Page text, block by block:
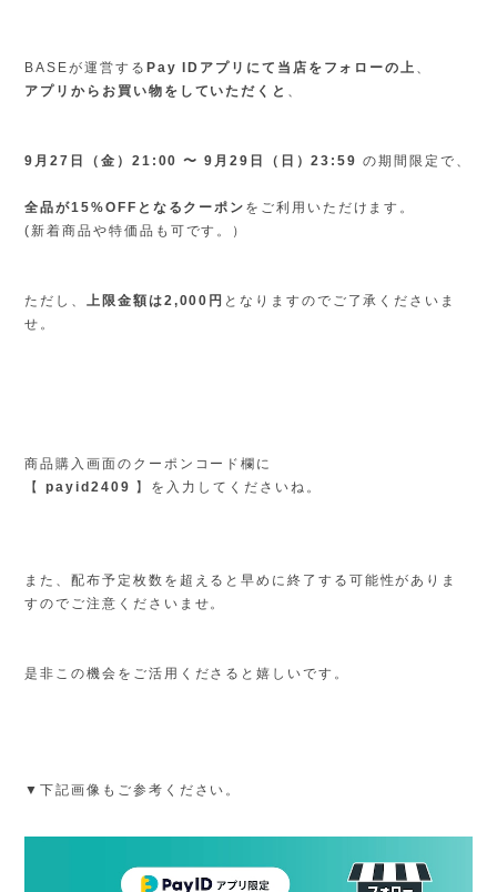
BASEが運営する Pay IDアプリにて当店をフォローの上 、
アプリからお買い物をしていただくと 、
9月27日（金）21:00 〜 9月29日（日）23:59 の期間限定で、
全品が15%OFFとなるクーポン をご利用いただけます。
(新着商品や特価品も可です。）
ただし、上限金額は2,000円 となりますのでご了承くださいま
せ。
商品購入画面のクーポンコード欄に
【payid2409 】を入力してくださいね。
また、配布予定枚数を超えると早めに終了する可能性がありま
すのでご注意くださいませ。
是非この機会をご活用くださると嬉しいです。
▼下記画像もご参考ください。